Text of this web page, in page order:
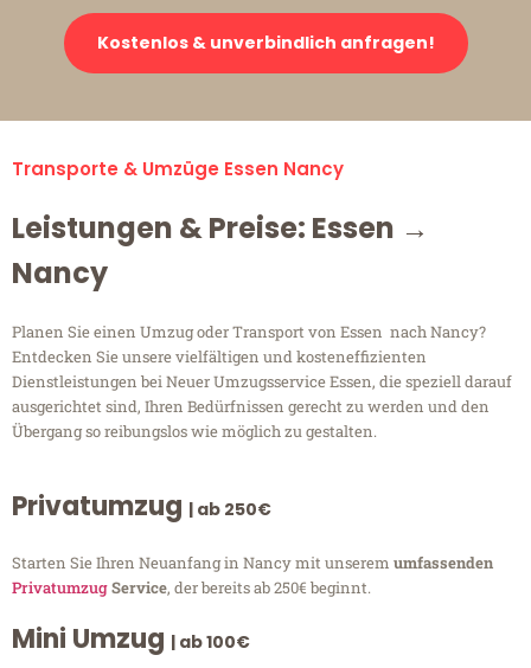
Kostenlos & unverbindlich anfragen!
Transporte & Umzüge Essen Nancy
Leistungen & Preise: Essen →
Nancy
Planen Sie einen Umzug oder Transport von Essen nach Nancy?
Entdecken Sie unsere vielfältigen und kosteneffizienten
Dienstleistungen bei Neuer Umzugsservice Essen, die speziell darauf
ausgerichtet sind, Ihren Bedürfnissen gerecht zu werden und den
Übergang so reibungslos wie möglich zu gestalten.
Privatumzug | ab 250€
Starten Sie Ihren Neuanfang in Nancy mit unserem umfassenden
PrivatumzugService, der bereits ab 250€ beginnt.
Mini Umzug | ab 100€